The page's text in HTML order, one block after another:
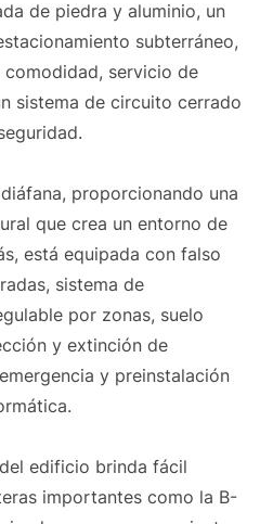
de piedra y aluminio, un
subterráneo,
comodidad, servicio de
sistema de circuito cerrado
proporcionando una
que crea un entorno de
está equipada con falso
sistema de
por zonas, suelo
y extinción de
y preinstalación
edificio brinda fácil
importantes como la B-